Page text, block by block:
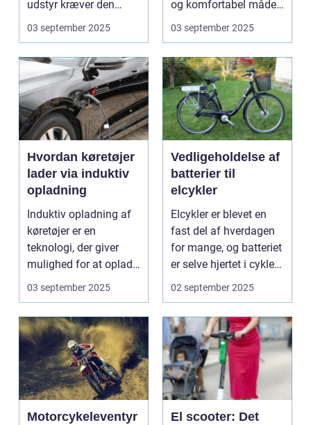
udstyr kræver den
omsorg for a...
03 september 2025
og komfortabel måde.
N...
03 september 2025
Hvordan køretøjer
lader via induktiv
opladning
Induktiv opladning af
køretøjer er en
teknologi, der giver
mulighed for at oplade
uden...
03 september 2025
Vedligeholdelse af
batterier til
elcykler
Elcykler er blevet en
fast del af hverdagen
for mange, og batteriet
er selve hjertet i cyklen.
Et go...
02 september 2025
Motorcykeleventyr
El scooter: Det